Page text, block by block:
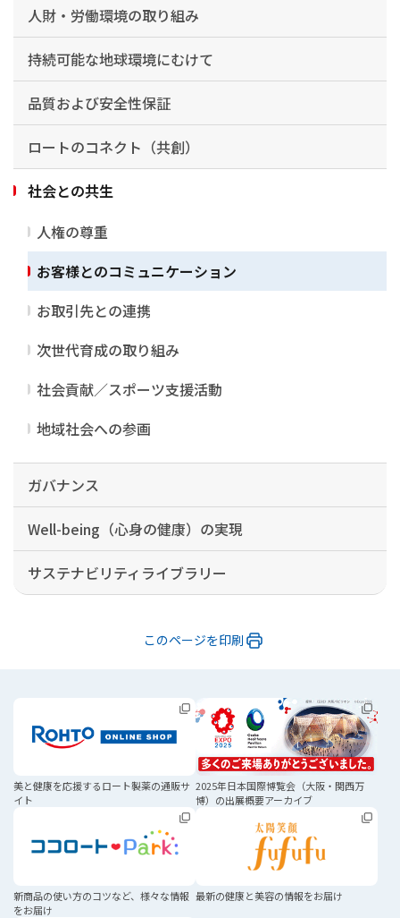
人財・労働環境の取り組み
持続可能な地球環境にむけて
品質および安全性保証
ロートのコネクト（共創）
社会との共生
人権の尊重
お客様とのコミュニケーション
お取引先との連携
次世代育成の取り組み
社会貢献／スポーツ支援活動
地域社会への参画
ガバナンス
Well-being（心身の健康）の実現
サステナビリティライブラリー
このページを印刷
美と健康を応援するロート製薬の通販サ
イト
2025年日本国際博覧会 （大阪・関西万
博）の出展概要アーカイブ
新商品の使い方のコツなど、 様々な情報
をお届け
最新の健康と美容の情報をお届け